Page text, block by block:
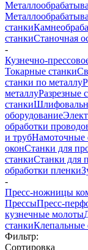
станки
станкиСтаночная
-
Кузнечно-
Токарные станки
станки по металлу
металлуРазрезные
станки
оборудование
обработки
и трубНамоточные
оконСтанки для
станкиСтанки для
обработки пленки
-
Пресс-ножницы
ПрессыПресс-
кузнечные молоты
станкиКлепальные
Фильтр:
Сортировка